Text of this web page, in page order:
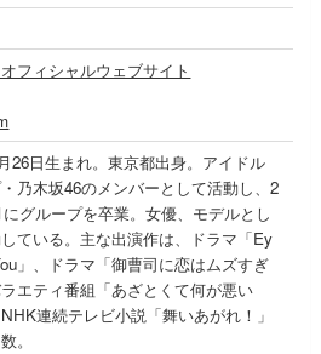
フィシャルウェブサイト
26日生まれ。東京都出身。アイドル
乃木坂46のメンバーとして活動し、2
グループを卒業。女優、モデルとし
ている。主な出演作は、ドラマ「Ey
」、ドラマ「御曹司に恋はムズすぎ
エティ番組「あざとくて何が悪い
連続テレビ小説「舞いあがれ！」
。